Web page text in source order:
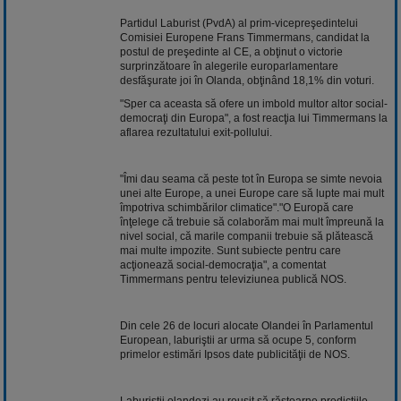
Partidul Laburist (PvdA) al prim-vicepreşedintelui
Comisiei Europene Frans Timmermans, candidat la
postul de preşedinte al CE, a obţinut o victorie
surprinzătoare în alegerile europarlamentare
desfăşurate joi în Olanda, obţinând 18,1% din voturi.
"Sper ca aceasta să ofere un imbold multor altor social-
democraţi din Europa", a fost reacţia lui Timmermans la
aflarea rezultatului exit-pollului.
"Îmi dau seama că peste tot în Europa se simte nevoia
unei alte Europe, a unei Europe care să lupte mai mult
împotriva schimbărilor climatice"."O Europă care
înţelege că trebuie să colaborăm mai mult împreună la
nivel social, că marile companii trebuie să plătească
mai multe impozite. Sunt subiecte pentru care
acţionează social-democraţia", a comentat
Timmermans pentru televiziunea publică NOS.
Din cele 26 de locuri alocate Olandei în Parlamentul
European, laburiştii ar urma să ocupe 5, conform
primelor estimări Ipsos date publicităţii de NOS.